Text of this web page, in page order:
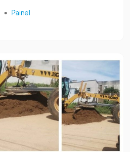
• Painel